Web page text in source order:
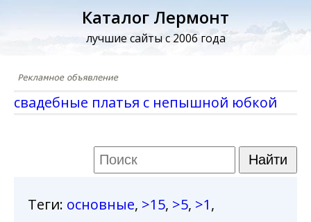
Каталог Лермонт
лучшие сайты с 2006 года
свадебные платья с непышной юбкой
Теги: основные, >15, >5, >1,